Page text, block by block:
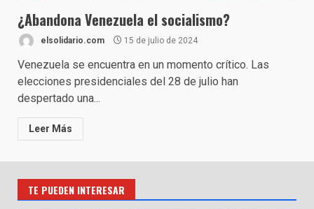
¿Abandona Venezuela el socialismo?
elsolidario.com 15 de julio de 2024
Venezuela se encuentra en un momento crítico. Las
elecciones presidenciales del 28 de julio han
despertado una...
Leer Más
TE PUEDEN INTERESAR